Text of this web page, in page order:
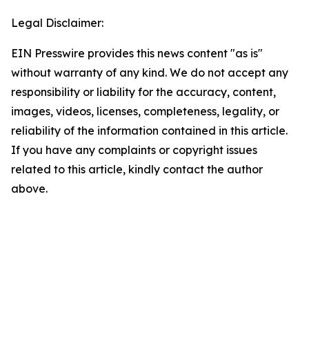
Legal Disclaimer:
EIN Presswire provides this news content "as is"
without warranty of any kind. We do not accept any
responsibility or liability for the accuracy, content,
images, videos, licenses, completeness, legality, or
reliability of the information contained in this article.
If you have any complaints or copyright issues
related to this article, kindly contact the author
above.